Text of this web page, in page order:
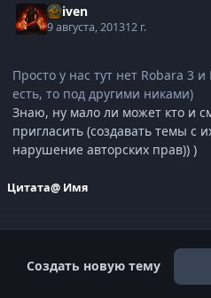
Reiven
9 августа, 201312 г.
Просто у нас тут нет Robara 3
есть, то под другими никами)
Знаю, ну мало ли может кто и
пригласить (создавать темы с
нарушение авторских прав)) )
Цитата@ Имя
Создать новую тему